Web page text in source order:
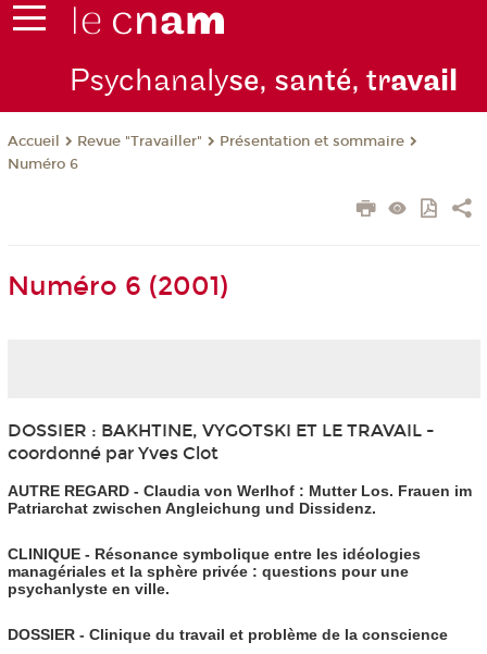
Psychanalyse, santé, travail
Accueil Revue "Travailler"
Présentation et sommaire
Numéro 6
Numéro 6 (2001)
DOSSIER : BAKHTINE, VYGOTSKI ET LE TRAVAIL -
coordonné par Yves Clot
AUTRE REGARD - Claudia von Werlhof : Mutter Los. Frauen im
Patriarchat zwischen Angleichung und Dissidenz.
CLINIQUE - Résonance symbolique entre les idéologies
managériales et la sphère privée : questions pour une
psychanlyste en ville.
DOSSIER - Clinique du travail et problème de la conscience